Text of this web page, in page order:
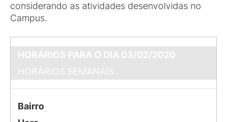
considerando as atividades desenvolvidas no
Campus.
HORÁRIOS PARA O DIA 03/02/2020
HORÁRIOS SEMANAIS
Bairro